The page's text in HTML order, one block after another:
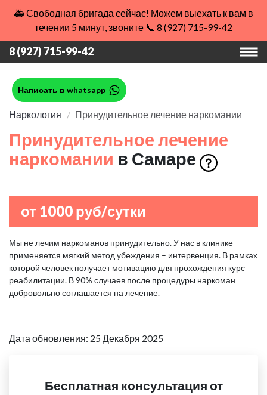
🚑 Свободная бригада сейчас! Можем выехать к вам в
течении 5 минут, звоните 📞 8 (927) 715-99-42
8 (927) 715-99-42
Написать в whatsapp
Наркология Принудительное лечение наркомании
Принудительное лечение
наркомании в Самаре
от 1000 руб/сутки
Мы не лечим наркоманов принудительно. У нас в клинике
применяется мягкий метод убеждения – интервенция. В рамках
которой человек получает мотивацию для прохождения курс
реабилитации. В 90% случаев после процедуры наркоман
добровольно соглашается на лечение.
Дата обновления: 25 Декабря 2025
Бесплатная консультация от